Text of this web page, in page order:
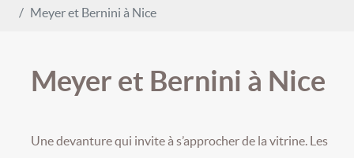
Meyer et Bernini à Nice
Meyer et Bernini à Nice
Une devanture qui invite à s’approcher de la vitrine. Les